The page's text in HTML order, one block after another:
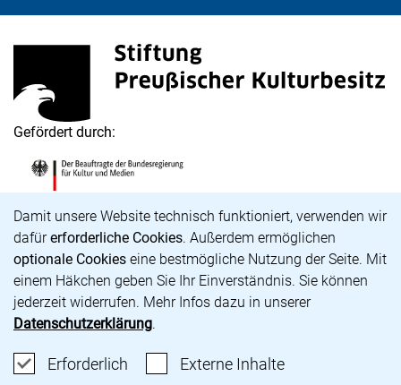
Damit unsere Website technisch funktioniert, verwenden wir
dafürerforderliche Cookies. Außerdem ermöglichen
optionale Cookies eine bestmögliche Nutzung der Seite. Mit
einem Häkchen geben Sie Ihr Einverständnis. Sie können
jederzeit widerrufen. Mehr Infos dazu in unserer
Datenschutzerklärung.
Erforderlich Erforderliche Cookies akzeptieren
Externe Inhalte: Externe
Stiftung Preußischer Kulturbesitz
(externer Link, öffnet neues Fenster)
Gefördert durch:
Karriere
Barrierefreiheit
Impressum
Datenschutz
Cookie-Einstellungen
unsere Bluesky-Seite (externer Link, öffnet neues
unsere Instagram-Seite (externer Link, öffnet
unsere Facebook-Seite (externer Link, öffnet
unsere YouTube-Seite (externer Link,